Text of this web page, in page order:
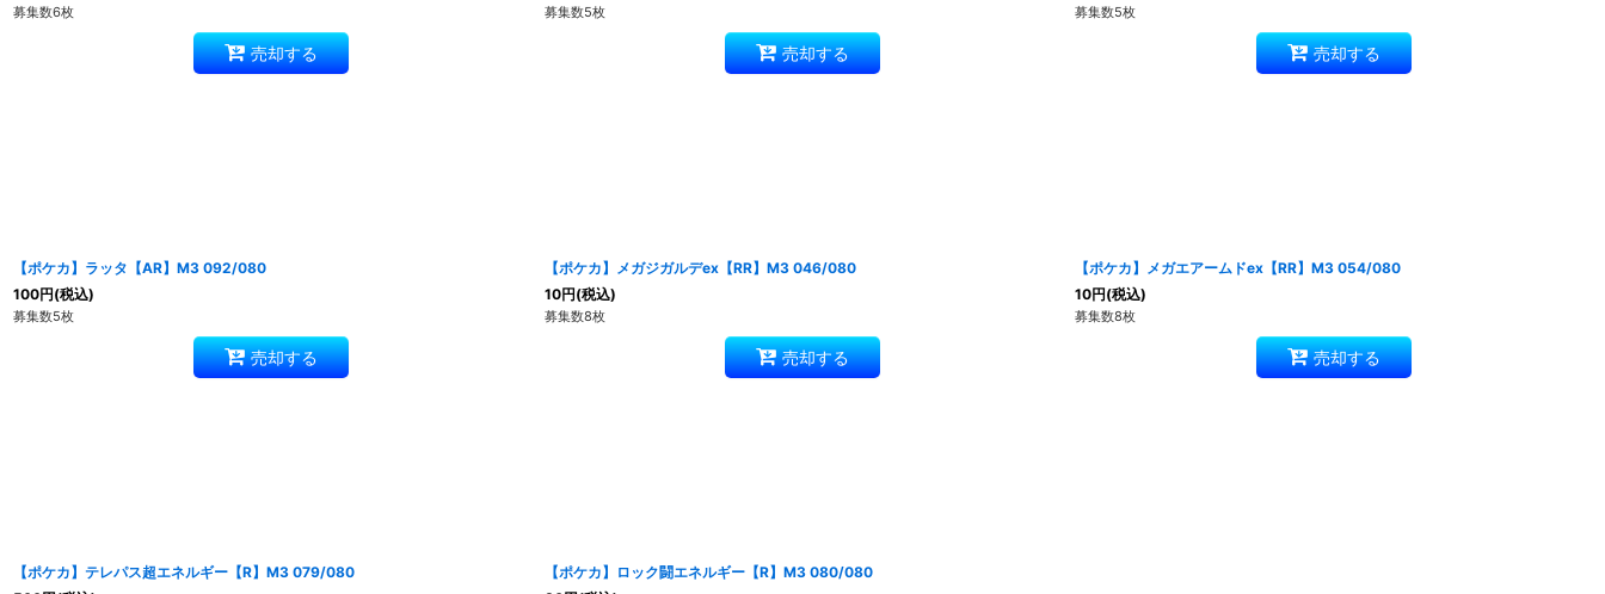
募集数6枚
売却する
募集数5枚
売却する
募集数5枚
売却する
【ポケカ】ラッタ【AR】M3 092/080
100円(税込)
募集数5枚
売却する
【ポケカ】メガジガルデex【RR】M3 046/080
10円(税込)
募集数8枚
売却する
【ポケカ】メガエアームドex【RR】M3 054/080
10円(税込)
募集数8枚
売却する
【ポケカ】テレパス超エネルギー【R】M3 079/080
【ポケカ】ロック闘エネルギー【R】M3 080/080